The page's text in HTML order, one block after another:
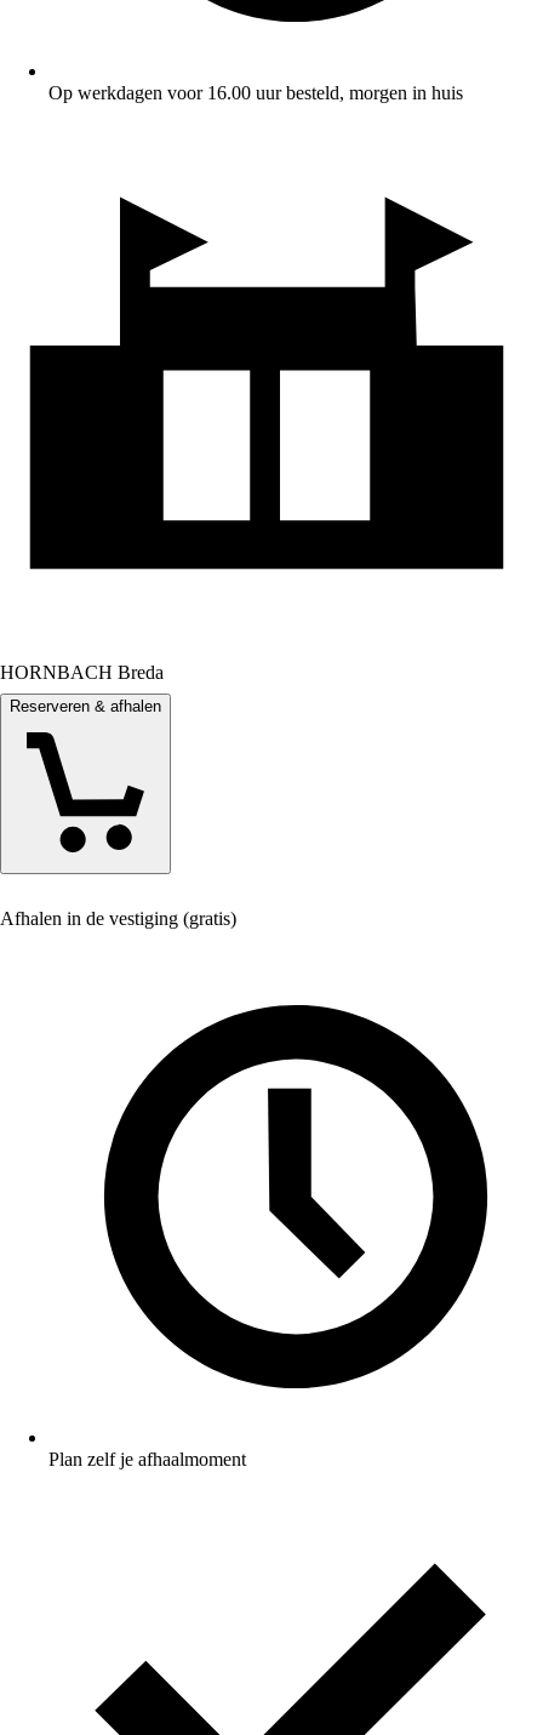
Op werkdagen voor 16.00 uur besteld, morgen in huis
HORNBACH Breda
Reserveren & afhalen
Afhalen in de vestiging (gratis)
Plan zelf je afhaalmoment